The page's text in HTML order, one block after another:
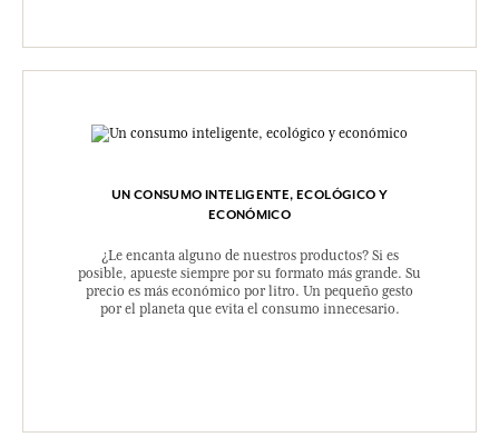
UN CONSUMO INTELIGENTE, ECOLÓGICO Y
ECONÓMICO
¿Le encanta alguno de nuestros productos? Si es
posible, apueste siempre por su formato más grande. Su
precio es más económico por litro. Un pequeño gesto
por el planeta que evita el consumo innecesario.